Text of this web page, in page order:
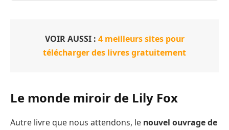
VOIR AUSSI : 4 meilleurs sites pour
télécharger des livres gratuitement
Le monde miroir de Lily Fox
Autre livre que nous attendons, le nouvel ouvrage de